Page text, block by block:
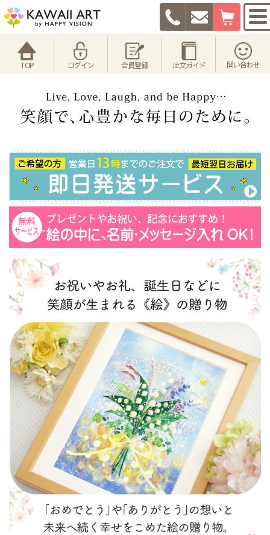
TOP ログイン 会員登録 注文ガイド 問い合わせ